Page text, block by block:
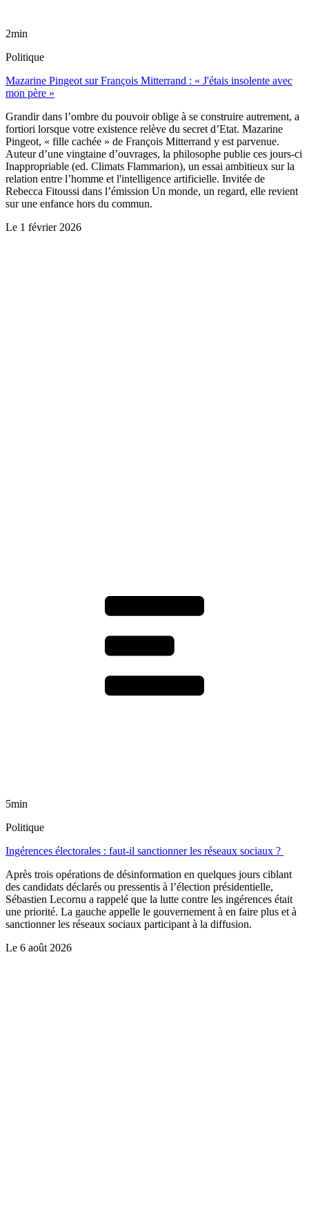
2min
Politique
Mazarine Pingeot sur François Mitterrand : « J'étais insolente avec
mon père »
Grandir dans l’ombre du pouvoir oblige à se construire autrement, a
fortiori lorsque votre existence relève du secret d’Etat. Mazarine
Pingeot, « fille cachée » de François Mitterrand y est parvenue.
Auteur d’une vingtaine d’ouvrages, la philosophe publie ces jours-ci
Inappropriable (ed. Climats Flammarion), un essai ambitieux sur la
relation entre l’homme et l'intelligence artificielle. Invitée de
Rebecca Fitoussi dans l’émission Un monde, un regard, elle revient
sur une enfance hors du commun.
Le 1 février 2026
5min
Politique
Ingérences électorales : faut-il sanctionner les réseaux sociaux ?
Après trois opérations de désinformation en quelques jours ciblant
des candidats déclarés ou pressentis à l’élection présidentielle,
Sébastien Lecornu a rappelé que la lutte contre les ingérences était
une priorité. La gauche appelle le gouvernement à en faire plus et à
sanctionner les réseaux sociaux participant à la diffusion.
Le 6 août 2026